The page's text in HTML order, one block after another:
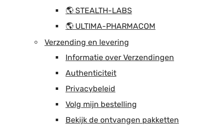
🌎 STEALTH-LABS
🌎 ULTIMA-PHARMACOM
Verzending en levering
Informatie over Verzendingen
Authenticiteit
Privacybeleid
Volg mijn bestelling
Bekijk de ontvangen pakketten